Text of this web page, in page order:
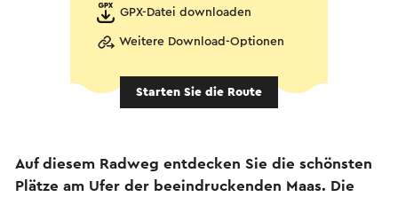
GPX-Datei downloaden
Weitere Download-Optionen
Starten Sie die Route
Auf diesem Radweg entdecken Sie die schönsten
Plätze am Ufer der beeindruckenden Maas. Die